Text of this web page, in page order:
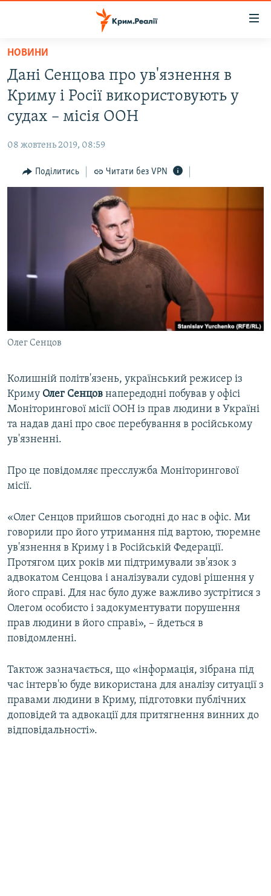
Перейти
основного
матеріалу
Перейти
до
основної
Перейти
до
ВОДА.КРИМ
ВІДЕО ТА ФОТО
БЛОГИ
ПОГЛЯД
ВІДЕОУРОКИ «ELIFBE»
ІНФОГРАФІКА
ЯК ОБІЙТИ БЛОКУВАННЯ
Русский
ДОЛУЧАЙСЯ!
Усі сайти RFE/RL
НОВИНИ
Дані Сенцова про ув'язнення в
Криму і Росії використовують у
судах – місія ООН
08 жовтень 2019, 08:59
Поділитись Читати без VPN
Олег Сенцов
Колишній політв'язень, український режисер із
Криму Олег Сенцов напередодні побував у офісі
Моніторингової місії ООН із прав людини в Україні
та надав дані про своє перебування в російському
ув'язненні.
Про це повідомляє пресслужба Моніторингової
місії.
«Олег Сенцов прийшов сьогодні до нас в офіс. Ми
говорили про його утримання під вартою, тюремне
ув'язнення в Криму і в Російській Федерації.
Протягом цих років ми підтримували зв'язок з
адвокатом Сенцова і аналізували судові рішення у
його справі. Для нас було дуже важливо зустрітися з
Олегом особисто і задокументувати порушення
прав людини в його справі», – йдеться в
повідомленні.
Тактож зазначається, що «інформація, зібрана під
час інтерв'ю буде використана для аналізу ситуації з
правами людини в Криму, підготовки публічних
доповідей та адвокації для притягнення винних до
відповідальності».